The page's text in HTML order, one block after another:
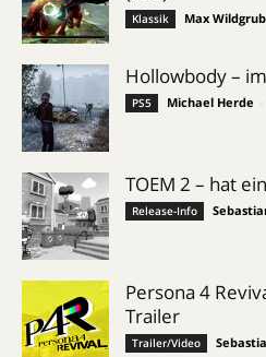
Klassik Max
Hollowbody –
PS5 Michael Herde
TOEM 2 – hat
Release-Info
Persona 4
Trailer
Trailer/Video